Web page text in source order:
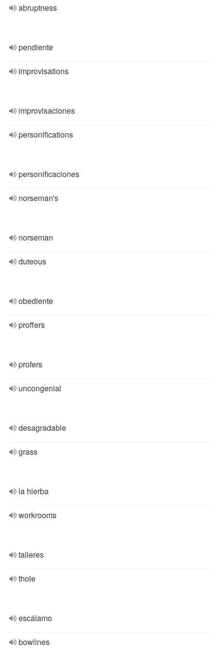
abruptness
pendiente
improvisations
improvisaciones
personifications
personificaciones
norseman's
norseman
duteous
obediente
proffers
profers
uncongenial
desagradable
grass
la hierba
workrooms
talleres
thole
escálamo
bowlines